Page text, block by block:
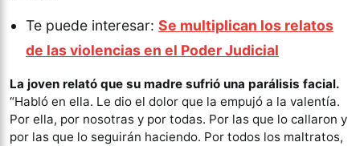
Te puede interesar: Se multiplican los relatos
de las violencias en el Poder Judicial
La joven relató que su madre sufrió una parálisis facial.
“Habló en ella. Le dio el dolor que la empujó a la valentía.
Por ella, por nosotras y por todas. Por las que lo callaron y
por las que lo seguirán haciendo. Por todos los maltratos,